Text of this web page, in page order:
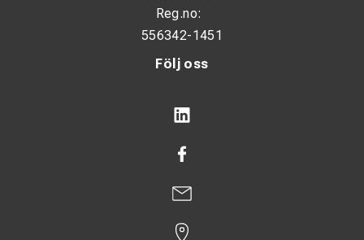
Följ oss
Reg.no:
556342-1451